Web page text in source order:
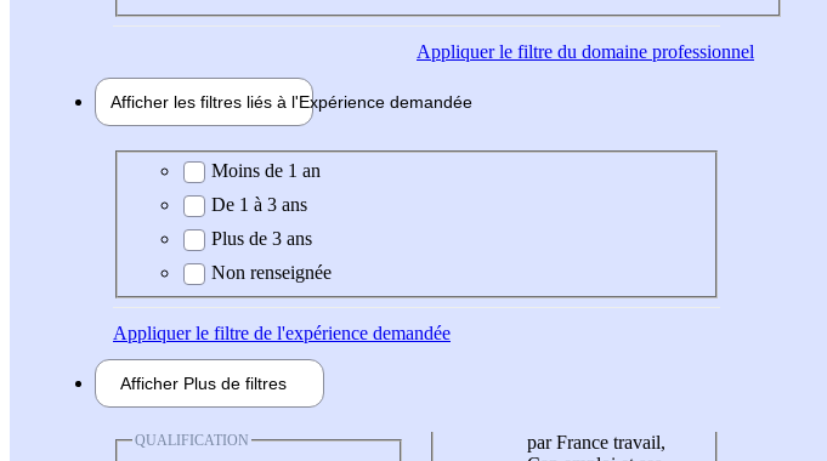
Appliquerle filtre du domaine professionnel
Afficher les filtres liés à l'Expérience demandée
Expérience demandée
Moins de 1 an
De 1 à 3 ans
Plus de 3 ans
Non renseignée
Appliquerle filtre de l'expérience demandée
Afficher Plus de filtres
QUALIFICATION
par France travail,